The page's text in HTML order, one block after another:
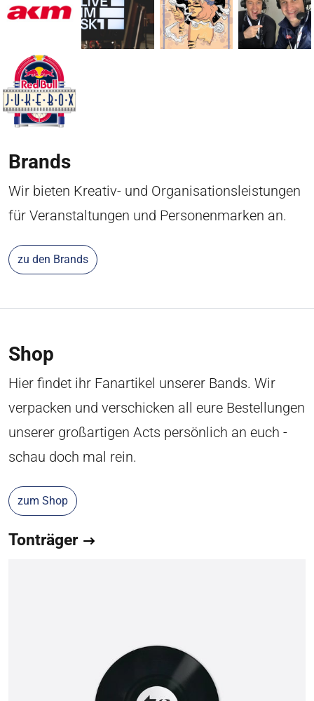
Brands
Wir bieten Kreativ- und Organisationsleistungen
für Veranstaltungen und Personenmarken an.
zu den Brands
Shop
Hier findet ihr Fanartikel unserer Bands. Wir
verpacken und verschicken all eure Bestellungen
unserer großartigen Acts persönlich an euch -
schau doch mal rein.
zum Shop
Tonträger